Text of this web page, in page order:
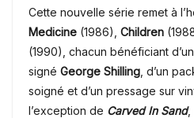
Cette nouvelle série remet à
Medicine (1986), Children
(1990), chacun bénéficiant
signé George Shilling , d’un
soigné et d’un pressage sur
l’exception de Carved In Sand,